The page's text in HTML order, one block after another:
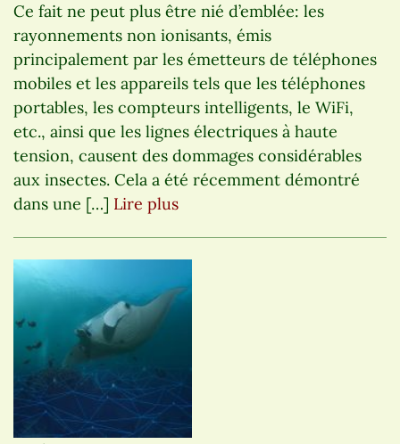
Ce fait ne peut plus être nié d’emblée: les
rayonnements non ionisants, émis
principalement par les émetteurs de téléphones
mobiles et les appareils tels que les téléphones
portables, les compteurs intelligents, le WiFi,
etc., ainsi que les lignes électriques à haute
tension, causent des dommages considérables
aux insectes. Cela a été récemment démontré
dans une […] Lire plus